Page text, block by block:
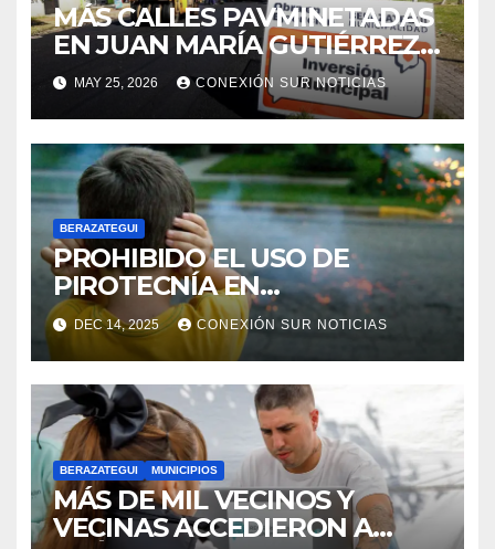
MÁS CALLES PAVMINETADAS
EN JUAN MARÍA GUTIÉRREZ
DE BERAZATEGUI
MAY 25, 2026 CONEXIÓN SUR NOTICIAS
BERAZATEGUI
PROHIBIDO EL USO DE
PIROTECNÍA EN
BERAZATEGUI
DEC 14, 2025 CONEXIÓN SUR NOTICIAS
BERAZATEGUI MUNICIPIOS
MÁS DE MIL VECINOS Y
VECINAS ACCEDIERON A